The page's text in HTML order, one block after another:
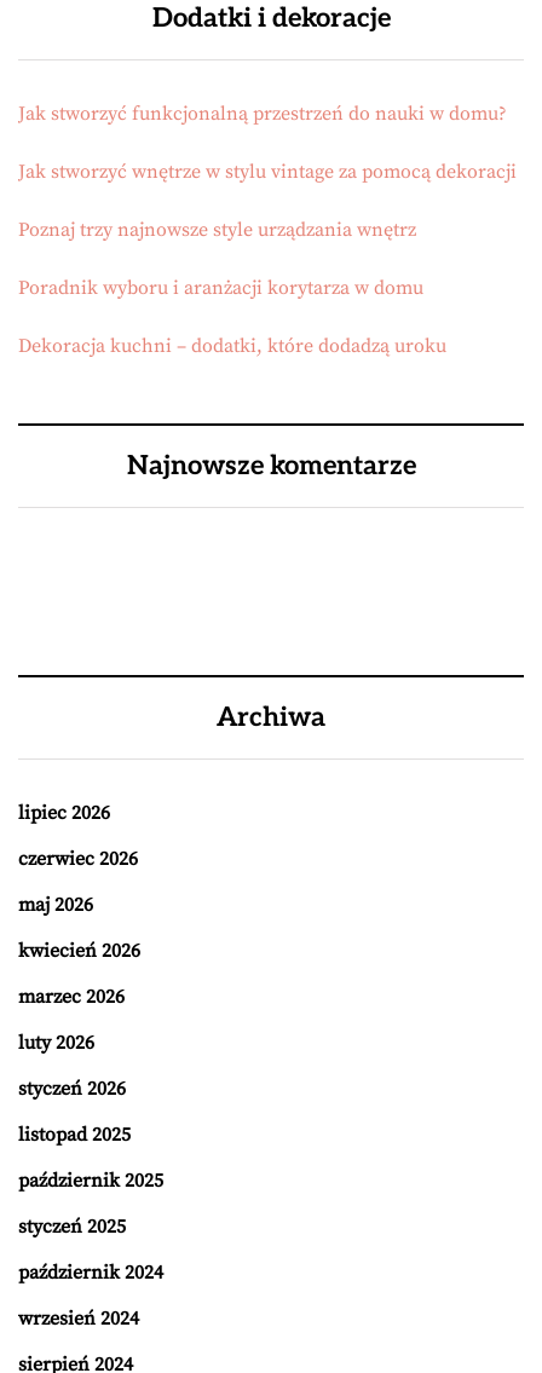
Dodatki i dekoracje
Jak stworzyć funkcjonalną przestrzeń do nauki w domu?
Jak stworzyć wnętrze w stylu vintage za pomocą dekoracji
Poznaj trzy najnowsze style urządzania wnętrz
Poradnik wyboru i aranżacji korytarza w domu
Dekoracja kuchni – dodatki, które dodadzą uroku
Najnowsze komentarze
Archiwa
lipiec 2026
czerwiec 2026
maj 2026
kwiecień 2026
marzec 2026
luty 2026
styczeń 2026
listopad 2025
październik 2025
styczeń 2025
październik 2024
wrzesień 2024
sierpień 2024